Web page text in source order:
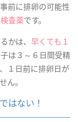
前に排卵の可能性
査薬です。
かは、 早くても１
は３～６日間受精
１日前に排卵日が
ん。
はない！